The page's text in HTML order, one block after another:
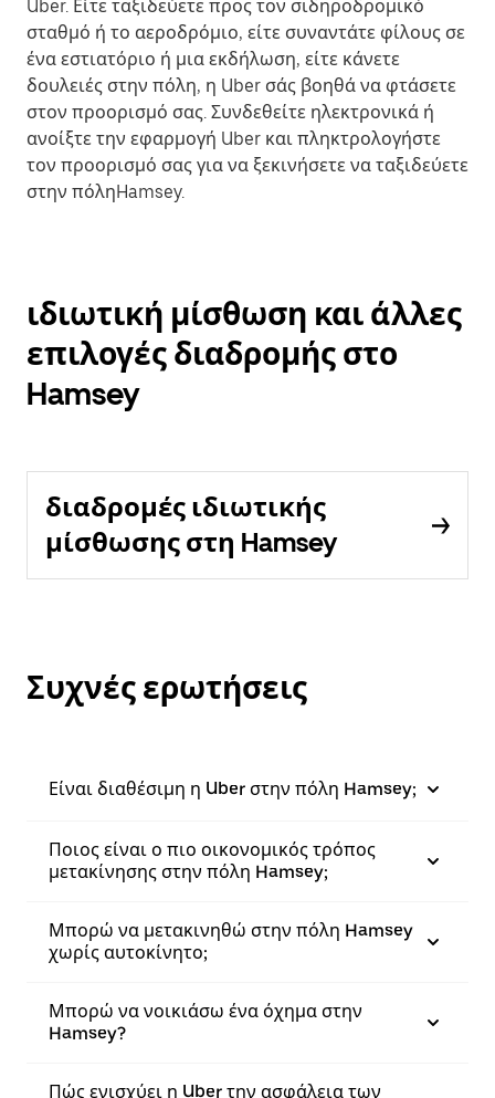
Uber. Είτε ταξιδεύετε προς τον σιδηροδρομικό
σταθμό ή το αεροδρόμιο, είτε συναντάτε φίλους σε
ένα εστιατόριο ή μια εκδήλωση, είτε κάνετε
δουλειές στην πόλη, η Uber σάς βοηθά να φτάσετε
στον προορισμό σας. Συνδεθείτε ηλεκτρονικά ή
ανοίξτε την εφαρμογή Uber και πληκτρολογήστε
τον προορισμό σας για να ξεκινήσετε να ταξιδεύετε
στην πόληHamsey.
ιδιωτική μίσθωση και άλλες
επιλογές διαδρομής στο
Hamsey
διαδρομές ιδιωτικής
μίσθωσης στη Hamsey
Συχνές ερωτήσεις
Είναι διαθέσιμη η Uber στην πόλη Hamsey;
Ποιος είναι ο πιο οικονομικός τρόπος
μετακίνησης στην πόλη Hamsey;
Μπορώ να μετακινηθώ στην πόλη Hamsey
χωρίς αυτοκίνητο;
Μπορώ να νοικιάσω ένα όχημα στην
Hamsey?
Πώς ενισχύει η Uber την ασφάλεια των